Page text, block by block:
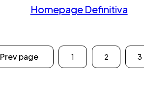
Homepage Definitiva
Prev page 1 2 3